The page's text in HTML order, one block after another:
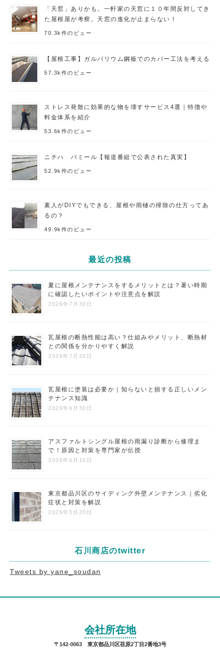
「天窓」ありかも。一軒家の天窓に１０年間反対してき
た屋根屋が考察。天窓の進化が止まらない！
70.3k件のビュー
【屋根工事】ガルバリウム鋼板でのカバー工法を考える
57.3k件のビュー
ストレス発散に効果的な物を壊すサービス4選｜特徴や
料金体系を紹介
53.6k件のビュー
ニチハ パミール【報道番組で公表された真実】
52.9k件のビュー
素人がDIYでもできる、屋根や雨樋の掃除の仕方ってあ
るの？
49.9k件のビュー
最近の投稿
夏に屋根メンテナンスをするメリットとは？暑い時期
に確認したいポイントや注意点を解説
2026年7月30日
瓦屋根の断熱性能は高い？仕組みやメリット、断熱材
との関係を分かりやすく解説
2026年7月20日
瓦屋根に塗装は必要か｜知らないと損する正しいメン
テナンス知識
2026年6月30日
アスファルトシングル屋根の雨漏り診断から修理ま
で！原因と対策を専門家が伝授
2026年6月10日
東京都品川区のサイディング外壁メンテナンス｜劣化
症状と対策を解説
2026年5月20日
石川商店のtwitter
Tweets by yane_soudan
会社所在地
〒142-0063 東京都品川区荏原2丁目2番地3号